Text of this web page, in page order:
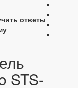
ответы
STS-